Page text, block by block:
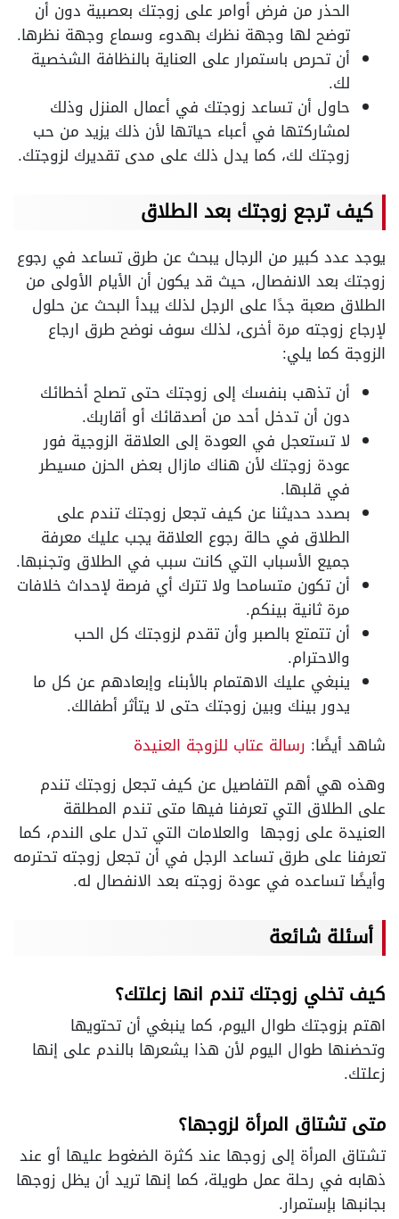
الحذر من فرض أوامر على زوجتك بعصبية دون أن
توضح لها وجهة نظرك بهدوء وسماع وجهة نظرها.
أن تحرص باستمرار على العناية بالنظافة الشخصية
لك.
حاول أن تساعد زوجتك في أعمال المنزل وذلك
لمشاركتها في أعباء حياتها لأن ذلك يزيد من حب
زوجتك لك، كما يدل ذلك على مدى تقديرك لزوجتك.
كيف ترجع زوجتك بعد الطلاق
يوجد عدد كبير من الرجال يبحث عن طرق تساعد في رجوع
زوجتك بعد الانفصال، حيث قد يكون أن الأيام الأولى من
الطلاق صعبة جدًا على الرجل لذلك يبدأ البحث عن حلول
لإرجاع زوجته مرة أخرى، لذلك سوف نوضح طرق ارجاع
الزوجة كما يلي:
أن تذهب بنفسك إلى زوجتك حتى تصلح أخطائك
دون أن تدخل أحد من أصدقائك أو أقاربك.
لا تستعجل في العودة إلى العلاقة الزوجية فور
عودة زوجتك لأن هناك مازال بعض الحزن مسيطر
في قلبها.
بصدد حديثنا عن كيف تجعل زوجتك تندم على
الطلاق في حالة رجوع العلاقة يجب عليك معرفة
جميع الأسباب التي كانت سبب في الطلاق وتجنبها.
أن تكون متسامحا ولا تترك أي فرصة لإحداث خلافات
مرة ثانية بينكم.
أن تتمتع بالصبر وأن تقدم لزوجتك كل الحب
والاحترام.
ينبغي عليك الاهتمام بالأبناء وإبعادهم عن كل ما
يدور بينك وبين زوجتك حتى لا يتأثر أطفالك.
شاهد أيضًا: رسالة عتاب للزوجة العنيدة
وهذه هي أهم التفاصيل عن كيف تجعل زوجتك تندم
على الطلاق التي تعرفنا فيها متى تندم المطلقة
العنيدة على زوجها والعلامات التي تدل على الندم، كما
تعرفنا على طرق تساعد الرجل في أن تجعل زوجته تحترمه
وأيضًا تساعده في عودة زوجته بعد الانفصال له.
أسئلة شائعة
كيف تخلي زوجتك تندم انها زعلتك؟
اهتم بزوجتك طوال اليوم، كما ينبغي أن تحتويها
وتحضنها طوال اليوم لأن هذا يشعرها بالندم على إنها
زعلتك.
متى تشتاق المرأة لزوجها؟
تشتاق المرأة إلى زوجها عند كثرة الضغوط عليها أو عند
ذهابه في رحلة عمل طويلة، كما إنها تريد أن يظل زوجها
بجانبها بإستمرار.